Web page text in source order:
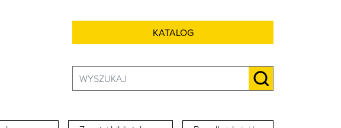
KATALOG
SZUKAJ